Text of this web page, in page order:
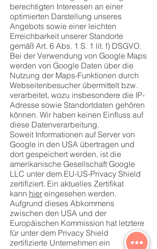
berechtigten Interessen an einer
optimierten Darstellung unseres
Angebots sowie einer leichten
Erreichbarkeit unserer Standorte
gemäß Art. 6 Abs. 1 S. 1 lit. f) DSGVO.
Bei der Verwendung von Google Maps
werden von Google Daten über die
Nutzung der Maps-Funktionen durch
Webseitenbesucher übermittelt bzw.
verarbeitet, wozu insbesondere die IP-
Adresse sowie Standortdaten gehören
können. Wir haben keinen Einfluss auf
diese Datenverarbeitung.
Soweit Informationen auf Server von
Google in den USA übertragen und
dort gespeichert werden, ist die
amerikanische Gesellschaft Google
LLC unter dem EU-US-Privacy Shield
zertifiziert. Ein aktuelles Zertifikat
kann hier eingesehen werden.
Aufgrund dieses Abkommens
zwischen den USA und der
Europäischen Kommission hat letztere
für unter dem Privacy Shield
zertifizierte Unternehmen ein